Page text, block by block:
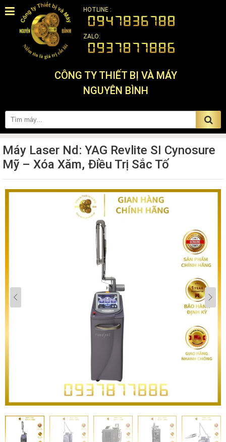
CÔNG TY THIẾT BỊ VÀ MÁY
NGUYÊN BÌNH
HOTLINE :
ZALO:
Máy Laser Nd: YAG Revlite SI Cynosure
Mỹ – Xóa Xăm, Điều Trị Sắc Tố